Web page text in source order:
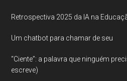
Retrospectiva 2025 da IA na
Um chatbot para chamar de seu
“Ciente”: a palavra que ninguém
escreve)